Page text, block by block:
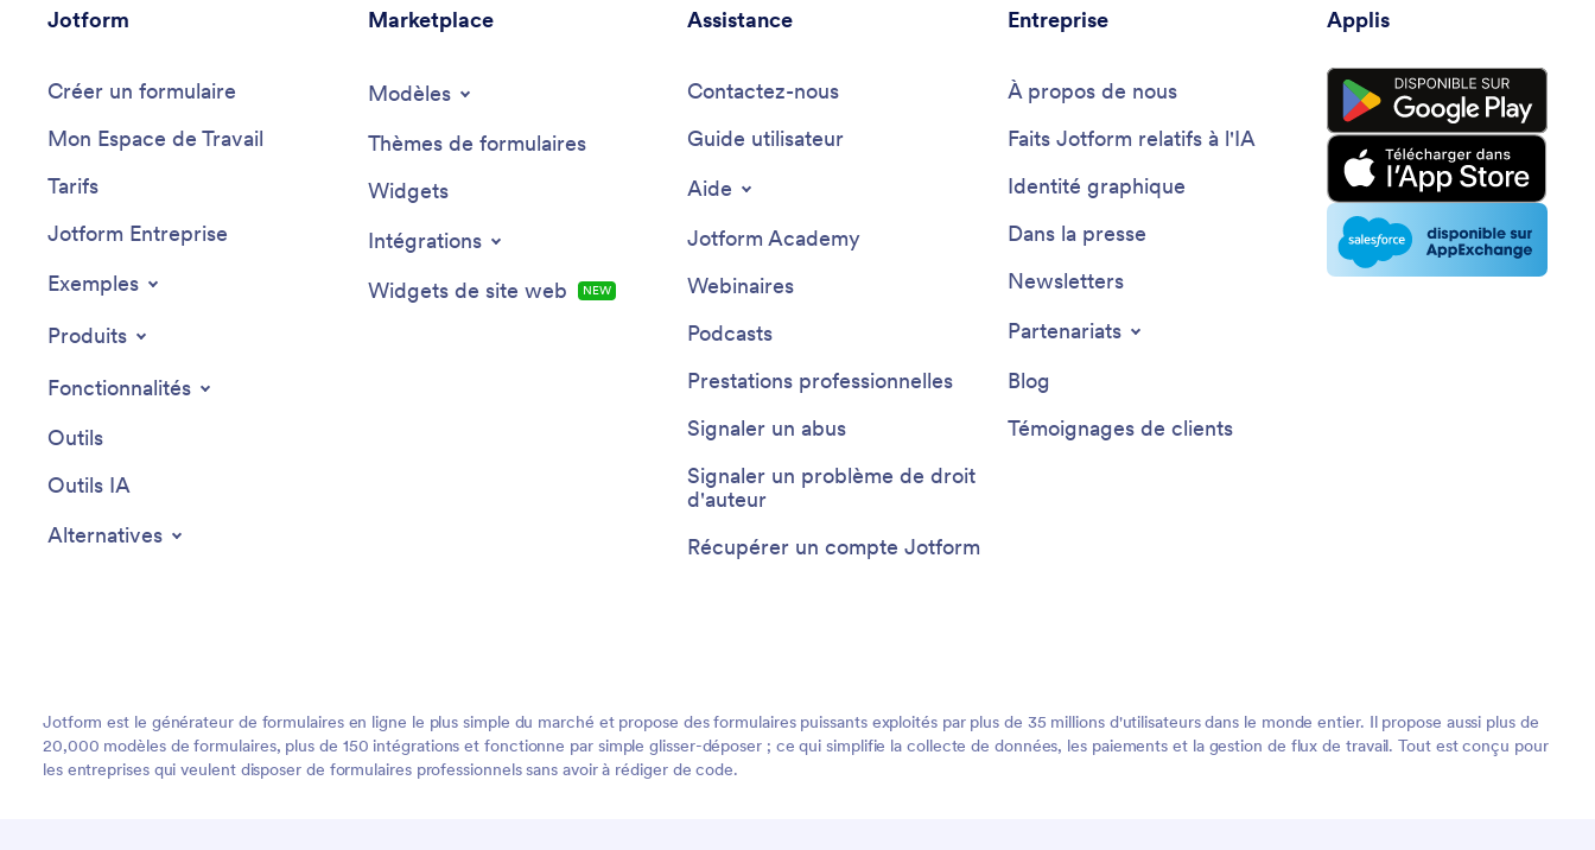
Jotform
Créer un formulaire
Mon Espace de Travail
Tarifs
Jotform Entreprise
Exemples
Produits
Fonctionnalités
Outils
Outils IA
Alternatives
Marketplace
Modèles
Thèmes de formulaires
Widgets
Intégrations
Widgets de site web
NEW
Assistance
Contactez-nous
Guide utilisateur
Aide
Jotform Academy
Webinaires
Podcasts
Prestations professionnelles
Signaler un abus
Signaler un problème de droit
d'auteur
Récupérer un compte Jotform
Entreprise
À propos de nous
Faits Jotform relatifs à l'IA
Identité graphique
Dans la presse
Newsletters
Partenariats
Blog
Témoignages de clients
Applis
Jotform est le générateur de formulaires en ligne le plus simple du marché et propose des formulaires puissants exploités par plus de 35 millions d'utilisateurs dans le monde entier. Il propose aussi plus de
20,000 modèles de formulaires, plus de 150 intégrations et fonctionne par simple glisser-déposer ; ce qui simplifie la collecte de données, les paiements et la gestion de flux de travail. Tout est conçu pour
les entreprises qui veulent disposer de formulaires professionnels sans avoir à rédiger de code.